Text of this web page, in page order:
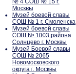
№ 4 СОШ № 15 г.
Москвы
Музей боевой славы
СОШ № 1 г. Смоленска
Музей боевой славы
СОШ № 1003 района
Солнцево г. Москвы
Музей Боевой славы
СОШ № 2065
Новомосковского
округа г. Москвы